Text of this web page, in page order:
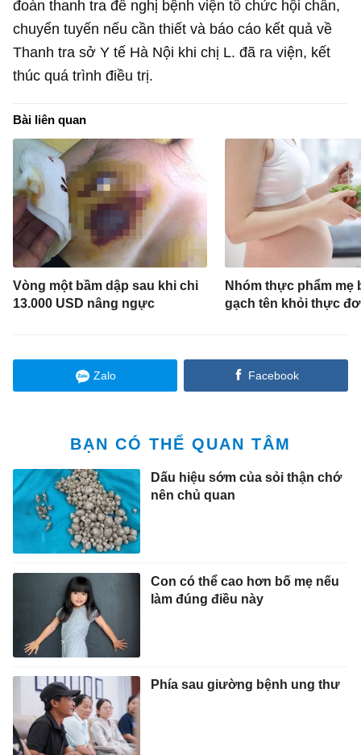
đoàn thanh tra đề nghị bệnh viện tổ chức hội chẩn,
chuyển tuyến nếu cần thiết và báo cáo kết quả về
Thanh tra sở Y tế Hà Nội khi chị L. đã ra viện, kết
thúc quá trình điều trị.
Bài liên quan
Vòng một bầm dập sau khi chi
13.000 USD nâng ngực
Nhóm thực phẩm mẹ
gạch tên khỏi thực
Zalo Facebook
BẠN CÓ THỂ QUAN TÂM
Dấu hiệu sớm của sỏi thận chớ
nên chủ quan
Con có thể cao hơn bố mẹ nếu
làm đúng điều này
Phía sau giường bệnh ung thư